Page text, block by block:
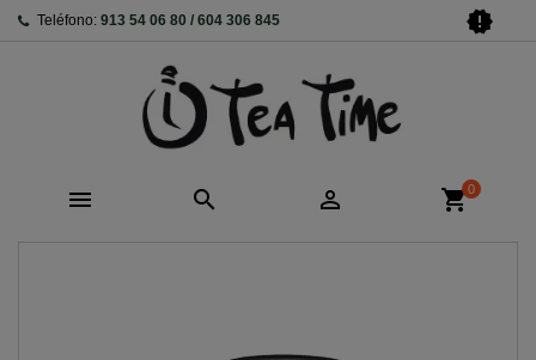
Teléfono: 913 54 06 80 / 604 306 845 new_releases
   shopping_cart0